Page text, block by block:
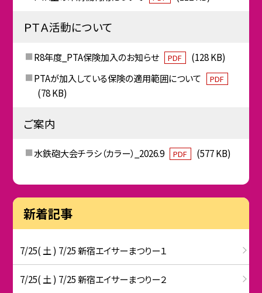
ＰＴＡ活動について
R8年度_PTA保険加入のお知らせ PDF
(128 KB)
PTAが加入している保険の適用範囲について
PDF
(78 KB)
ご案内
水鉄砲大会チラシ（カラー）_2026.9 PDF (577 KB)
新着記事
7/25( 土 ) 7/25 新宿エイサーまつりー１
7/25( 土 ) 7/25 新宿エイサーまつりー２